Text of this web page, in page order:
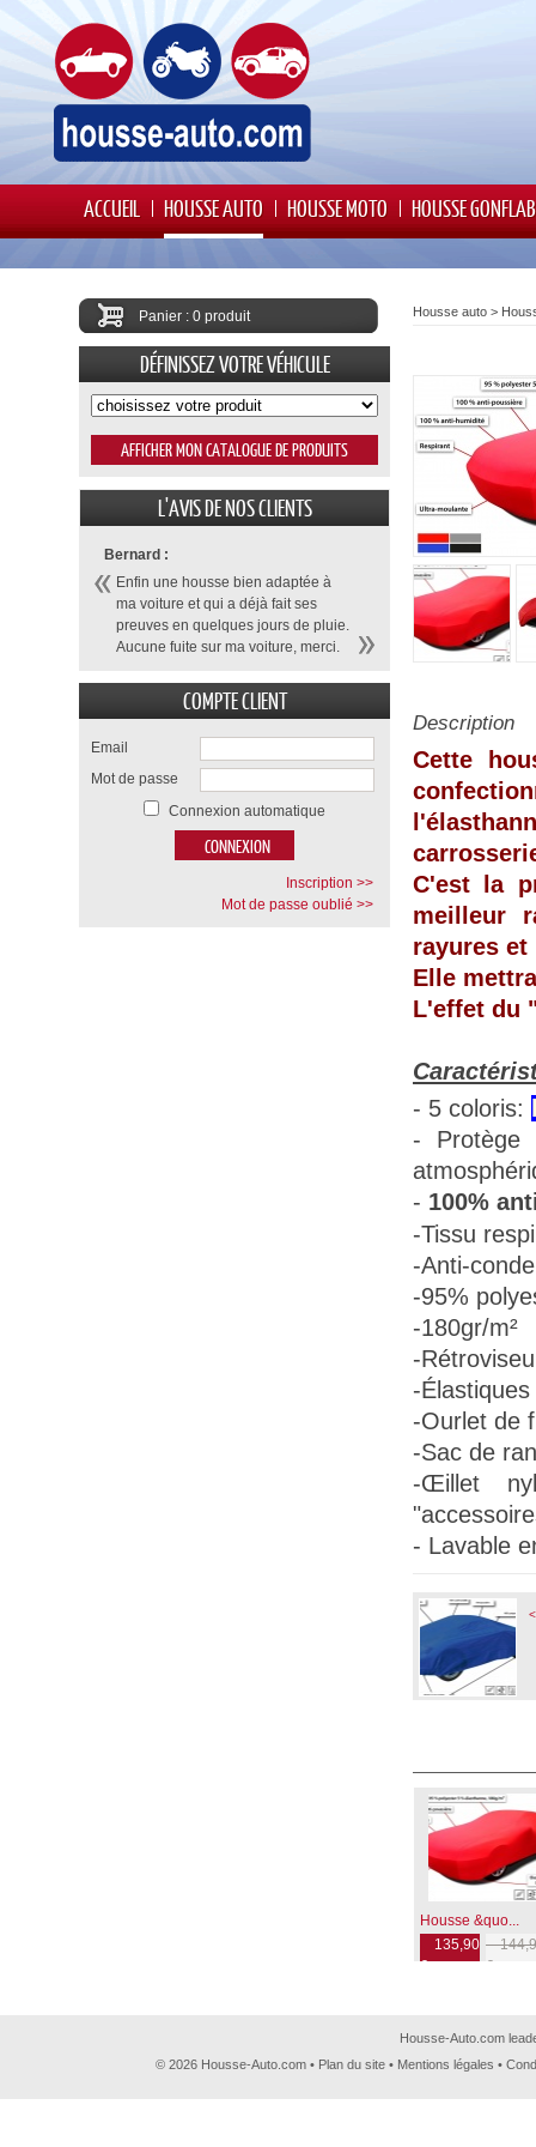
ACCUEIL HOUSSE AUTO HOUSSE MOTO HOUSSE
Housse auto >
Description
Cette
C'est la
meilleur
rayures
Elle
L'effet du
- 5 coloris:
-
- 100%
-Tissu
-Anti-
-95%
-180gr/m²
-
-
-Ourlet de
-Sac de
-Œillet
- Lavable
Housse &quo...
135,90
€
€
Panier : 0 produit
DÉFINISSEZ VOTRE VÉHICULE
L'AVIS DE NOS CLIENTS
Bernard :
Enfin une housse bien adaptée à
ma voiture et qui a déjà fait ses
preuves en quelques jours de pluie.
Aucune fuite sur ma voiture, merci.
COMPTE CLIENT
Email
Mot de passe
Connexion automatique
Inscription >>
Mot de passe oublié >>
Housse-Auto.com
© 2026 Housse-Auto.com • Plan du site • Mentions légales •